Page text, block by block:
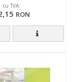
cu TVA:
RON